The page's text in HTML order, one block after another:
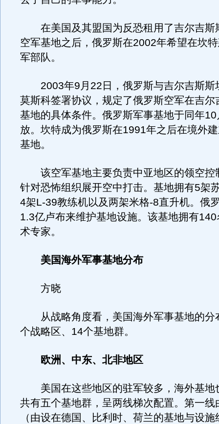
在美国及其盟国为反恐租用了吉尔吉斯
空军基地之后，俄罗斯在2002年希望在坎
军部队。
2003年9月22日，俄罗斯与吉尔吉斯斯
莫斯科签署协议，规定了俄罗斯空军在吉尔
基地的具体条件。俄罗斯军事基地于同年
放。坎特成为俄罗斯在1991年之后在境外
基地。
该空军基地主要负责中亚地区的领空控
针对恐怖组织展开空中打击。基地拥有5架
4架L-39教练机以及两架米格-8直升机。俄
1.3亿卢布来维护基地设施。该基地拥有
术专家。
美国海外军事基地分布
方晓
从战略角度看，美国海外军事基地的分
个战略区、14个基地群。
欧洲、中东、北非地区
美国在这些地区的驻军较多，海外基地
共有五个基地群，呈两线梯次配置。第一线
（由设在德国、比利时、荷兰的基地与设